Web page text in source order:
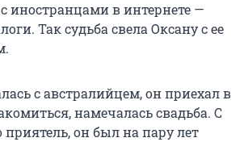
иностранцами в интернете —
Так судьба свела Оксану с ее
с австралийцем, он приехал в
намечалась свадьба. С
он был на пару лет